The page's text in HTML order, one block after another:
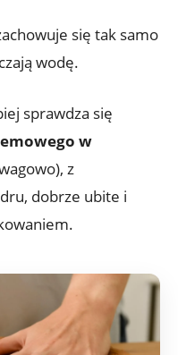
się tak samo
wodę.
sprawdza się
w
z
dobrze ubite i